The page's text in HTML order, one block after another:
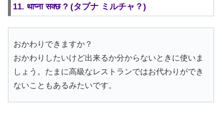
11. थाप्ना सक्छ ? (タプナ ミルチャ？)
おかわりできますか？
おかわりしたいけど出来るか分からないときに使いま
しょう。たまに高級なレストランではお代わりができ
ないこともあるみたいです。